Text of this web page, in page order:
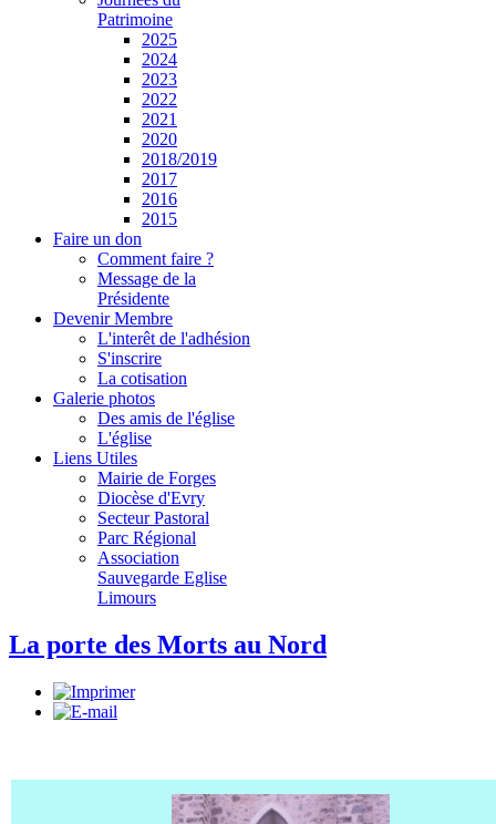
Patrimoine
2025
2024
2023
2022
2021
2020
2018/2019
2017
2016
2015
Faire un don
Comment faire ?
Message de la
Présidente
Devenir Membre
L'interêt de l'adhésion
S'inscrire
La cotisation
Galerie photos
Des amis de l'église
L'église
Liens Utiles
Mairie de Forges
Diocèse d'Evry
Secteur Pastoral
Parc Régional
Association
Sauvegarde Eglise
Limours
La porte des Morts au Nord